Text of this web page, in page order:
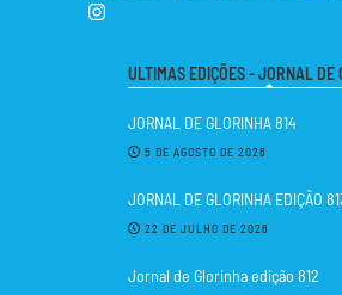
ULTIMAS EDIÇÕES - JORNAL DE
JORNAL DE GLORINHA 814
5 DE AGOSTO DE 2026
JORNAL DE GLORINHA EDIÇÃO
22 DE JULHO DE 2026
Jornal de Glorinha edição 812